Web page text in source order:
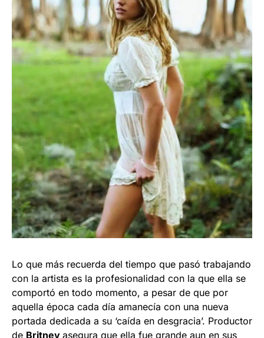
Lo que más recuerda del tiempo que pasó trabajando
con la artista es la profesionalidad con la que ella se
comportó en todo momento, a pesar de que por
aquella época cada día amanecía con una nueva
portada dedicada a su ‘caída en desgracia’. Productor
de Britney asegura que ella fue grande aun en sus